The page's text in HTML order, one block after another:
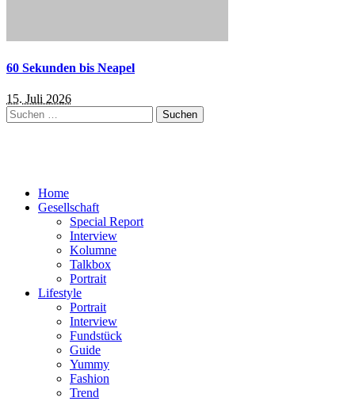
60 Sekunden bis Neapel
15. Juli 2026
Suchen
nach:
Home
Gesellschaft
Special Report
Interview
Kolumne
Talkbox
Portrait
Lifestyle
Portrait
Interview
Fundstück
Guide
Yummy
Fashion
Trend